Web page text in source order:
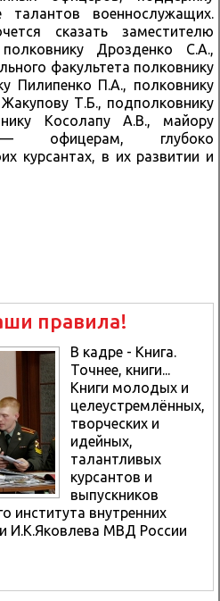
талантов военнослужащих.
сказать заместителю
Дрозденко С.А.,
факультета полковнику
Пилипенко П.А., полковнику
Т.Б., подполковнику
Косолапу А.В., майору
офицерам, глубоко
курсантах, в их развитии и
правила!
В кадре - Книга.
Точнее, книги...
Книги молодых и
целеустремлённых,
творческих и
идейных,
талантливых
курсантов и
выпускников
института внутренних
И.К.Яковлева МВД России